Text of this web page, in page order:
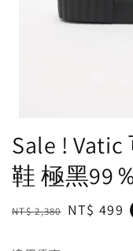
Sale !
鞋 極黑99
Regular
NT$ 2,380 Sale
NT$ 499